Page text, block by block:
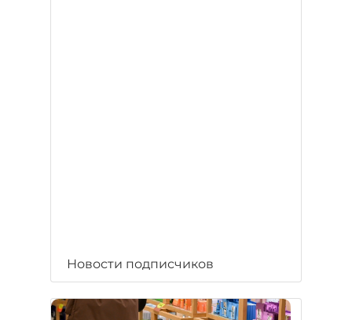
Новости подписчиков